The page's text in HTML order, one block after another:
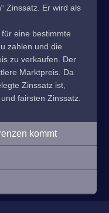
Zinssatz. Er wird als
eine bestimmte
zahlen und die
zu verkaufen. Der
Marktpreis. Da
Zinssatz ist,
fairsten Zinssatz.
kommt